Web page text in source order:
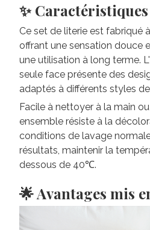
✨
Ce set de literie est fabriqué
offrant une sensation douce
une utilisation à long terme.
seule face présente des
adaptés à différents styles
Facile à nettoyer à la main
ensemble résiste à la
conditions de lavage
résultats, maintenir la
dessous de 40℃.
🌟 Avantages mis